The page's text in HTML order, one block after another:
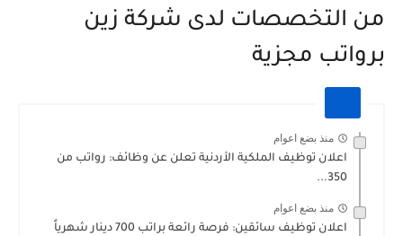
من التخصصات لدى شركة زين
برواتب مجزية
منذ بضع اعوام
اعلان توظيف الملكية الأردنية تعلن عن وظائف: رواتب من
350...
منذ بضع اعوام
اعلان توظيف سائقين: فرصة رائعة براتب 700 دينار شهرياً